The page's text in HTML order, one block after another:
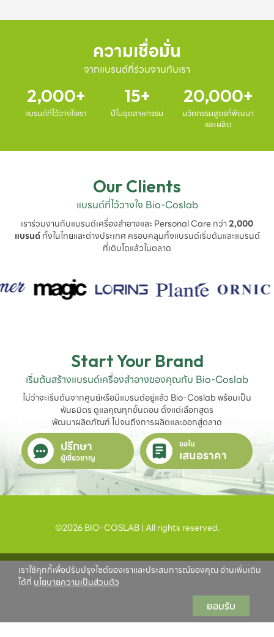
ความเชื่อมั่น
จากแบรนด์ที่ร่วมงานกับเรา
2,000
แบรนด์ที่ไว้วางใจเรา
15
ปีในอุตสาหกรรม
20,000
นวัตกรรมสูตรที่พัฒนา
และผลิต
Our Clients
แบรนด์ที่ไว้วางใจ Bio-Coslab
เราร่วมงานกับแบรนด์เครื่องสำอางและ Personal Care กว่า2,000
แบรนด์ทั้งในไทยและต่างประเทศ ครอบคลุมทั้งแบรนด์เริ่มต้นและแบรนด์
ที่เติบโตแล้วในตลาด
Start Your Brand
เริ่มต้นสร้างแบรนด์เครื่องสำอางของคุณกับ Bio-Coslab
ไม่ว่าจะเริ่มต้นจากศูนย์หรือมีแบรนด์อยู่แล้ว Bio-Coslab พร้อมเป็น
พันธมิตร ดูแลคุณทุกขั้นตอน ตั้งแต่เลือกสูตร
พัฒนาผลิตภัณฑ์ ไปจนถึงการผลิตและออกสู่ตลาด
ปรึกษา
ผู้เชี่ยวชาญ
ขอใบ
เสนอราคา
©2026 BIO-COSLAB | All rights reserved.
เราใช้คุกกี้เพื่อปรับปรุงไซต์ของเราและประสบการณ์ของคุณ อ่านเพิ่มเติม
ได้ที่ นโยบายความเป็นส่วนตัว
ยอมรับ